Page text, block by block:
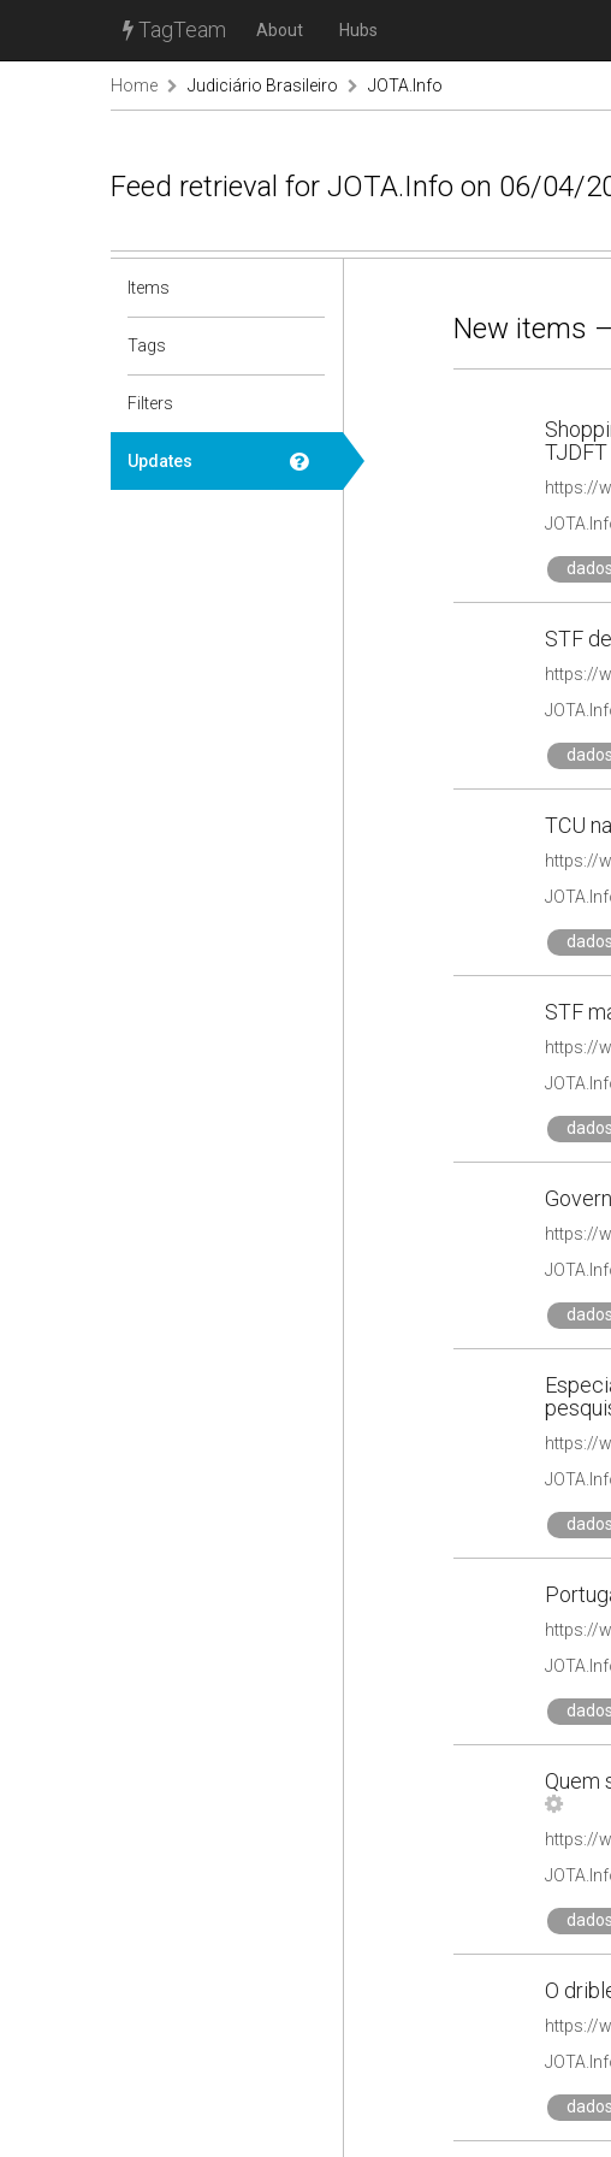
TagTeam About Hubs
Home Judiciário Brasileiro JOTA.Info
Feed retrieval for JOTA.Info on 06/04/
Items
Tags
Filters
Updates
New items
TJDFT
STF
TCU
STF
https://
Quem
O